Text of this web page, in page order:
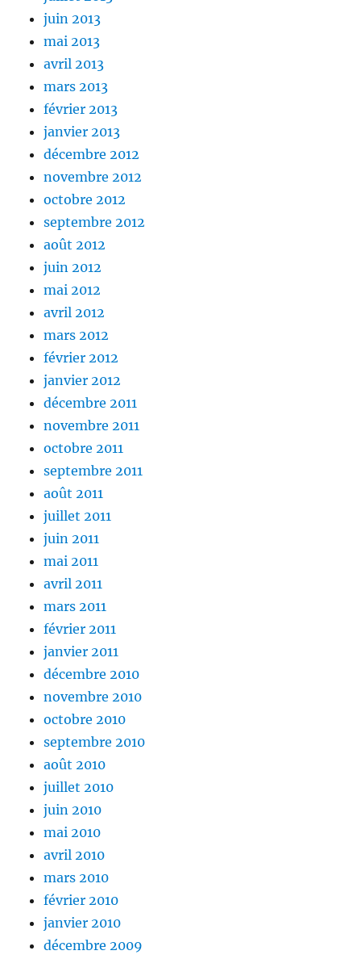
juin 2013
mai 2013
avril 2013
mars 2013
février 2013
janvier 2013
décembre 2012
novembre 2012
octobre 2012
septembre 2012
août 2012
juin 2012
mai 2012
avril 2012
mars 2012
février 2012
janvier 2012
décembre 2011
novembre 2011
octobre 2011
septembre 2011
août 2011
juillet 2011
juin 2011
mai 2011
avril 2011
mars 2011
février 2011
janvier 2011
décembre 2010
novembre 2010
octobre 2010
septembre 2010
août 2010
juillet 2010
juin 2010
mai 2010
avril 2010
mars 2010
février 2010
janvier 2010
décembre 2009